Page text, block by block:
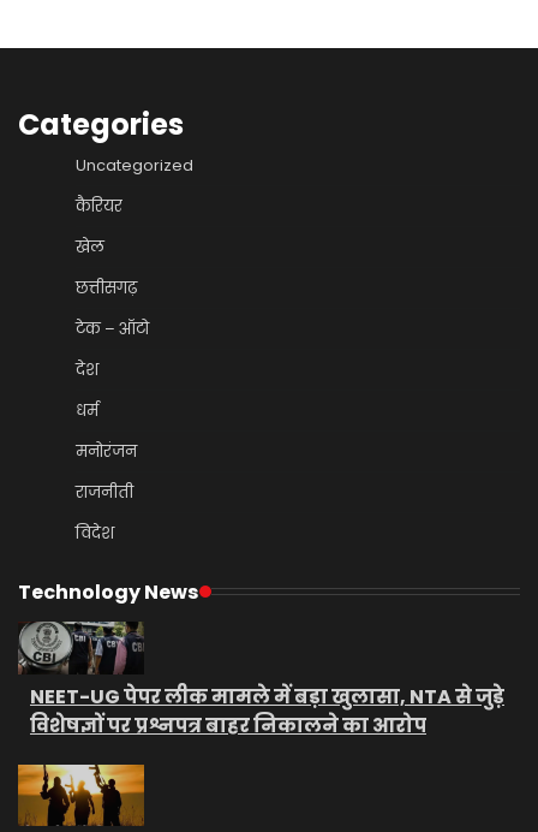
Categories
Uncategorized
कैरियर
खेल
छत्तीसगढ़
टेक – ऑटो
देश
धर्म
मनोरंजन
राजनीती
विदेश
Technology News
NEET-UG पेपर लीक मामले में बड़ा खुलासा, NTA से जुड़े
विशेषज्ञों पर प्रश्नपत्र बाहर निकालने का आरोप